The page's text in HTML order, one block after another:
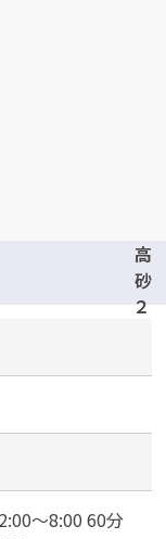
休(年末年
高
砂
２
パ
キ
グ
〜8:00 60分